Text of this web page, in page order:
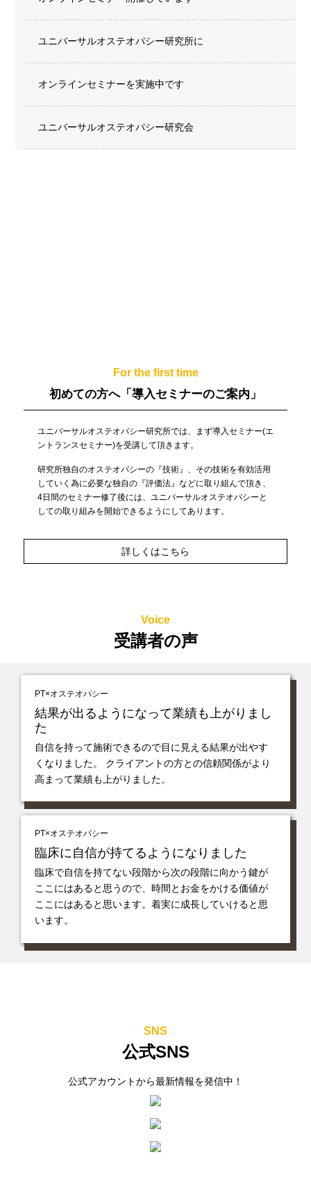
ユニバーサルオステオパシー研究所に
オンラインセミナーを実施中です
ユニバーサルオステオパシー研究会
For the first time
初めての方へ「導入セミナーのご案内」
ユニバーサルオステオパシー研究所では、まず導入セミナー(エ
ントランスセミナー)を受講して頂きます。
研究所独自のオステオパシーの『技術』、その技術を有効活用
していく為に必要な独自の『評価法』などに取り組んで頂き、
4日間のセミナー修了後には、ユニバーサルオステオパシーと
しての取り組みを開始できるようにしてあります。
詳しくはこちら
Voice
受講者の声
PT×オステオパシー
結果が出るようになって業績も上がりまし
た
自信を持って施術できるので目に見える結果が出やす
くなりました。 クライアントの方との信頼関係がより
高まって業績も上がりました。
PT×オステオパシー
臨床に自信が持てるようになりました
臨床で自信を持てない段階から次の段階に向かう鍵が
ここにはあると思うので、時間とお金をかける価値が
ここにはあると思います。着実に成長していけると思
います。
SNS
公式SNS
公式アカウントから最新情報を発信中！